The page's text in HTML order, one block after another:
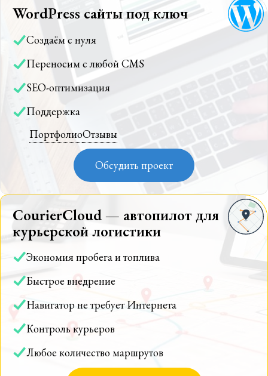
WordPress сайты под ключ
Создаём с нуля
Переносим с любой CMS
SEO-оптимизация
Поддержка
ПортфолиоОтзывы
Обсудить проект
CourierCloud — автопилот для
курьерской логистики
Экономия пробега и топлива
Быстрое внедрение
Навигатор не требует Интернета
Контроль курьеров
Любое количество маршрутов